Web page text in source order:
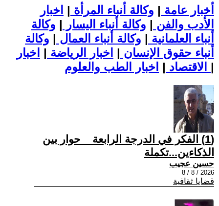
أخبار عامة | وكالة أنباء المرأة | اخبار
الأدب والفن | وكالة أنباء اليسار | وكالة
أنباء العلمانية | وكالة أنباء العمال | وكالة
أنباء حقوق الإنسان | اخبار الرياضة | اخبار
الاقتصاد | |
(1) الفكر في الدرجة الرابعة _ حوار بين
الذكاءين...تكملة
حسين عجيب
2026 / 8 / 8
قضايا ثقافية